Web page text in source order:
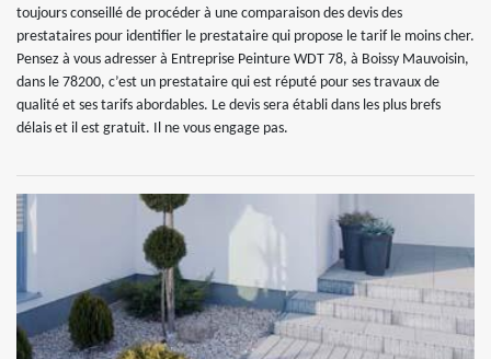
toujours conseillé de procéder à une comparaison des devis des
prestataires pour identifier le prestataire qui propose le tarif le moins cher.
Pensez à vous adresser à Entreprise Peinture WDT 78, à Boissy Mauvoisin,
dans le 78200, c’est un prestataire qui est réputé pour ses travaux de
qualité et ses tarifs abordables. Le devis sera établi dans les plus brefs
délais et il est gratuit. Il ne vous engage pas.